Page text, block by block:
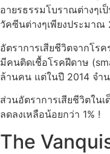
อายรธรรมโบราณต่างๆ
วัคซีนต่างๆเพียงประมา
อัตราการเสียชีวิตจากโร
มีคนติดเชื้อโรคฝีดาษ
ล้านคน แต่ในปี 2014 จำ
ส่วนอัตราการเสียชีวิตใน
ลดลงเหลือน้อยกว่า 1% !
The